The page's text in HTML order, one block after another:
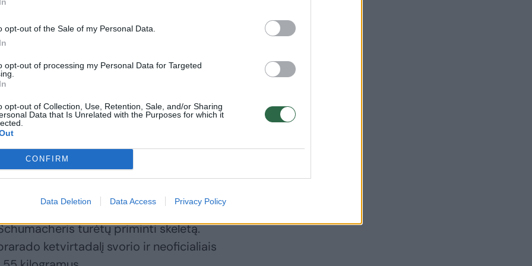
opt-out of the Sale of my Personal Data.
opt-out of processing my Personal Data for Targeted
opt-out of Collection, Use, Retention, Sale, and/or Sharing
Data that Is Unrelated with the Purposes for which it
CONFIRM
Data Deletion Data Access Privacy Policy
esą galutinai pabudo iš
ir jau reagavo į aplinką.
gerbėjų širdis. Bet
ir bus priklausomas nuo kitų
turėtų priminti skeletą.
ketvirtadalį svorio ir neoficialiais